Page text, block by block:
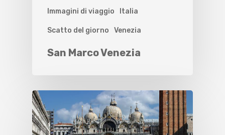
Immagini di viaggio Italia
Scatto del giorno Venezia
San Marco Venezia